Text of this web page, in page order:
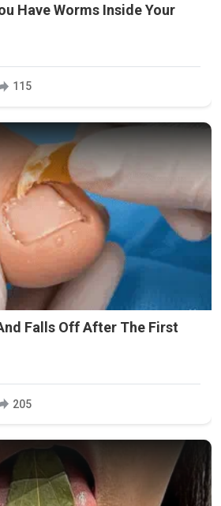
Have Worms Inside Your
115
Falls Off After The First
205